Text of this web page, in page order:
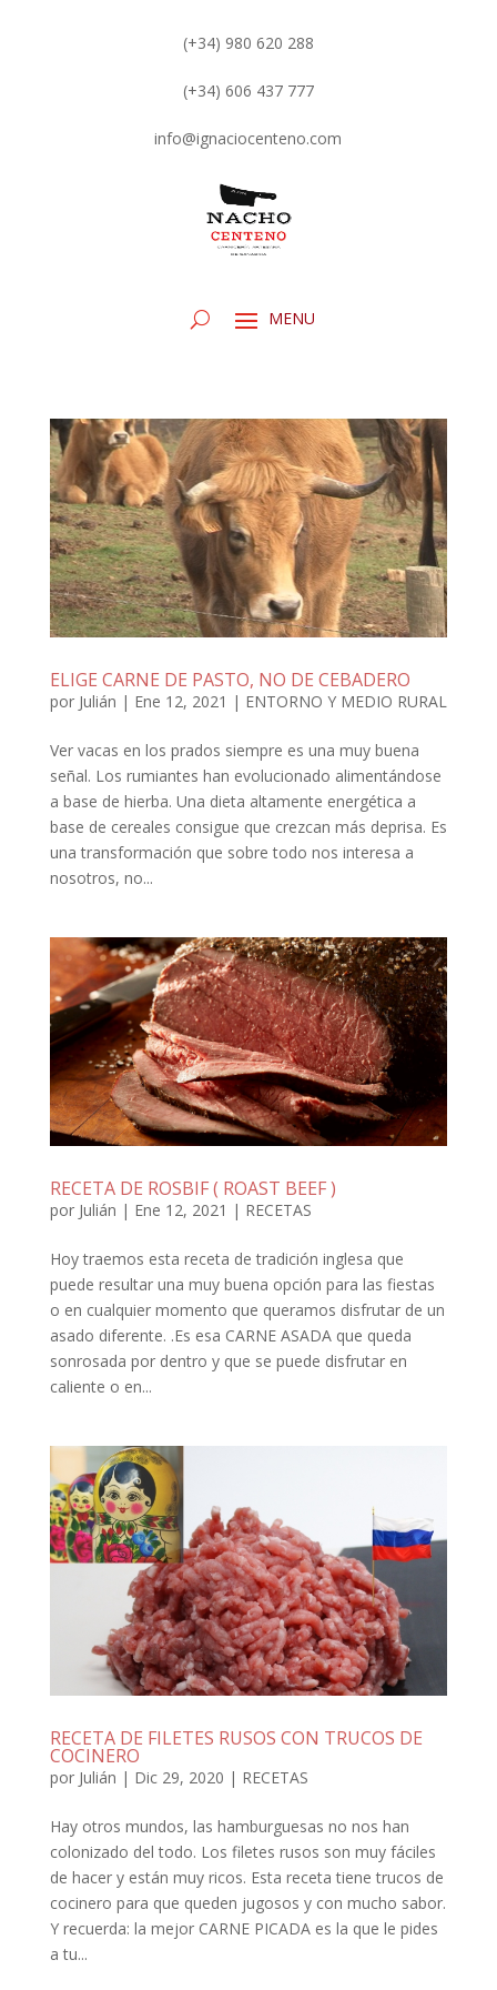
(+34) 980 620 288
(+34) 606 437 777
info@ignaciocenteno.com
ELIGE CARNE DE PASTO, NO DE CEBADERO
por Julián | Ene 12, 2021 | ENTORNO Y MEDIO RURAL
Ver vacas en los prados siempre es una muy buena
señal. Los rumiantes han evolucionado alimentándose
a base de hierba. Una dieta altamente energética a
base de cereales consigue que crezcan más deprisa. Es
una transformación que sobre todo nos interesa a
nosotros, no...
RECETA DE ROSBIF ( ROAST BEEF )
por Julián | Ene 12, 2021 | RECETAS
Hoy traemos esta receta de tradición inglesa que
puede resultar una muy buena opción para las fiestas
o en cualquier momento que queramos disfrutar de un
asado diferente. .Es esa CARNE ASADA que queda
sonrosada por dentro y que se puede disfrutar en
caliente o en...
RECETA DE FILETES RUSOS CON TRUCOS DE
COCINERO
por Julián | Dic 29, 2020 | RECETAS
Hay otros mundos, las hamburguesas no nos han
colonizado del todo. Los filetes rusos son muy fáciles
de hacer y están muy ricos. Esta receta tiene trucos de
cocinero para que queden jugosos y con mucho sabor.
Y recuerda: la mejor CARNE PICADA es la que le pides
a tu...